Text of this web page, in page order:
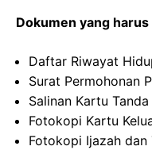
Dokumen yang harus
Daftar Riwayat
Surat Permohonan
Salinan Kartu
Fotokopi Kartu
Fotokopi Ijazah dan